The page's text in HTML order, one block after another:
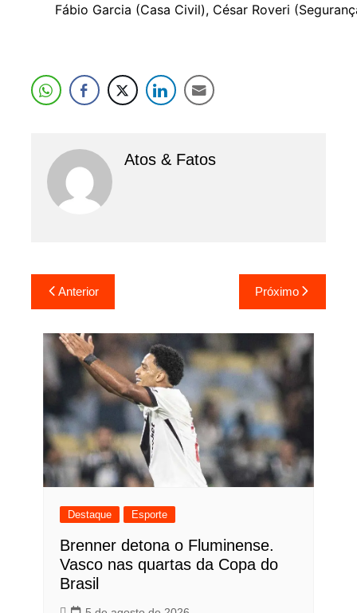
Fábio Garcia (Casa Civil), César Roveri
Atos & Fatos
Navegação
de
Post
Anterior Próximo
Destaque Esporte
Brenner detona o Fluminense.
Vasco nas quartas da Copa do
Brasil